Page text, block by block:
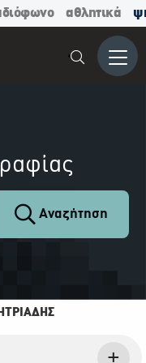
αθλητικά
Μενού
Αναζήτηση